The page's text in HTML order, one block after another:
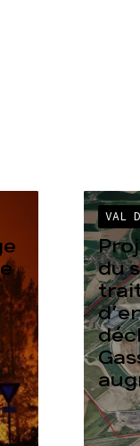
VAL
du